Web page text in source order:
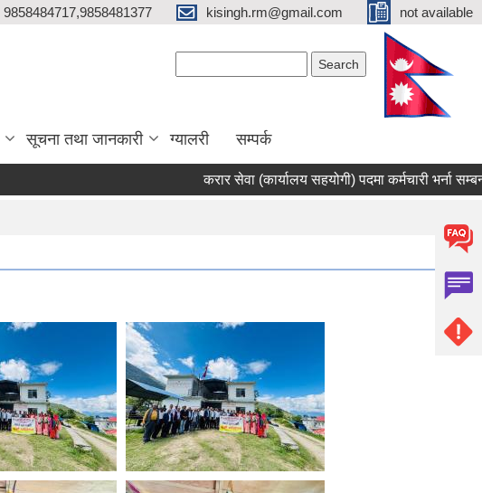
9858484717,9858481377 kisingh.rm@gmail.com not available
सूचना तथा जानकारी ग्यालरी सम्पर्क
करार सेवा (कार्यालय सहयोगी) पदमा कर्मचारी भर्ना सम्बन्धी